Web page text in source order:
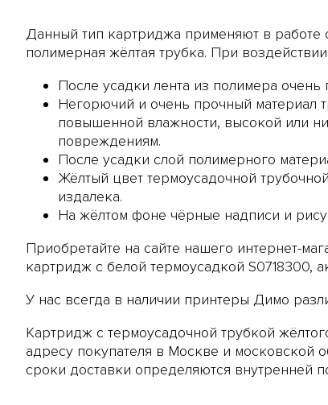
Данный тип картриджа применяют в работе
полимерная жёлтая трубка. При
После усадки лента из полимера
Негорючий и очень прочный материал
повышенной влажности, высокой или
повреждениям.
После усадки слой полимерного
Жёлтый цвет термоусадочной
издалека.
На жёлтом фоне чёрные надписи и
Приобретайте на сайте нашего интернет-
картридж c белой термоусадкой S0718300,
У нас всегда в наличии принтеры Димо
Картридж с термоусадочной трубкой
адресу покупателя в Москве и московской
сроки доставки определяются внутренней